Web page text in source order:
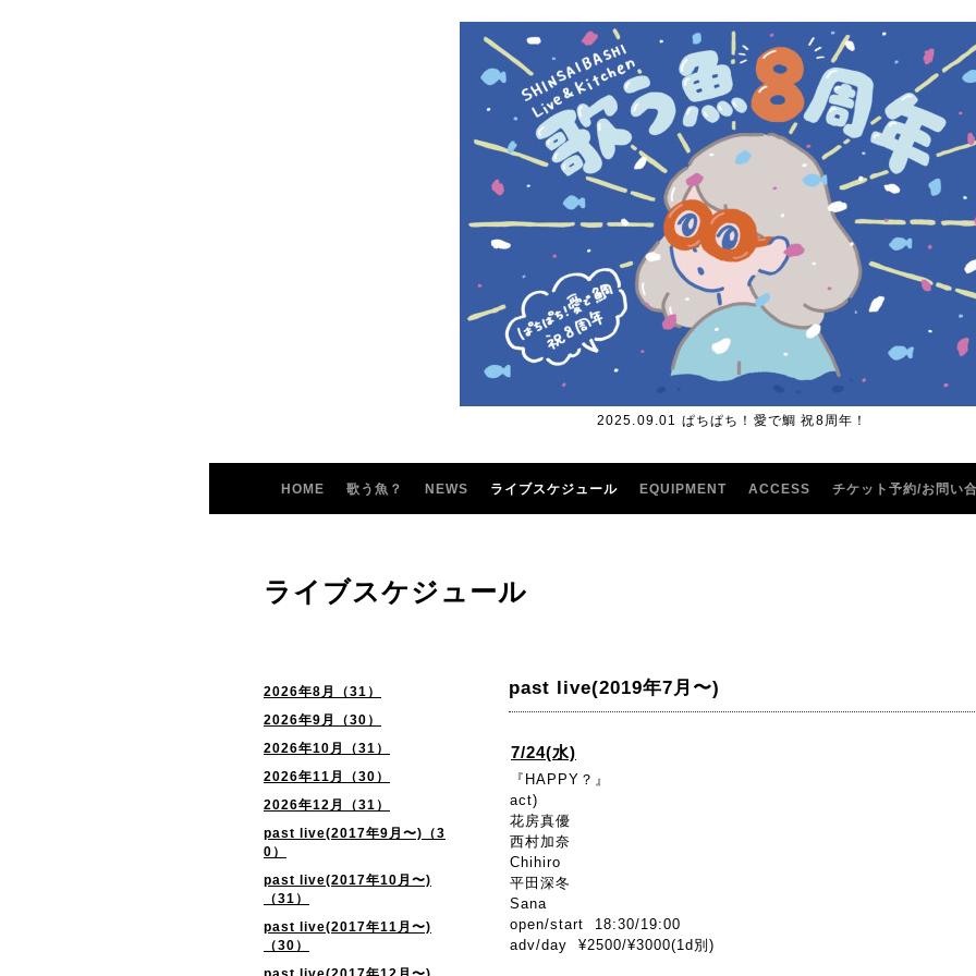
2025.09.01 ぱちぱち！愛で鯛 祝8周年！
HOME 歌う魚？ NEWS ライブスケジュール EQUIPMENT ACCESS チケット予約/お問い
2026年8月（31）
2026年9月（30）
2026年10月（31）
2026年11月（30）
2026年12月（31）
past live(2017年9月〜)（3
0）
past live(2017年10月〜)
（31）
past live(2017年11月〜)
（30）
ライブスケジュール
past live(2019年7月〜)
7/24(水)
『HAPPY？』
act)
花房真優
西村加奈
Chihiro
平田深冬
Sana
open/start 18:30/19:00
adv/day ¥2500/¥3000(1d別)